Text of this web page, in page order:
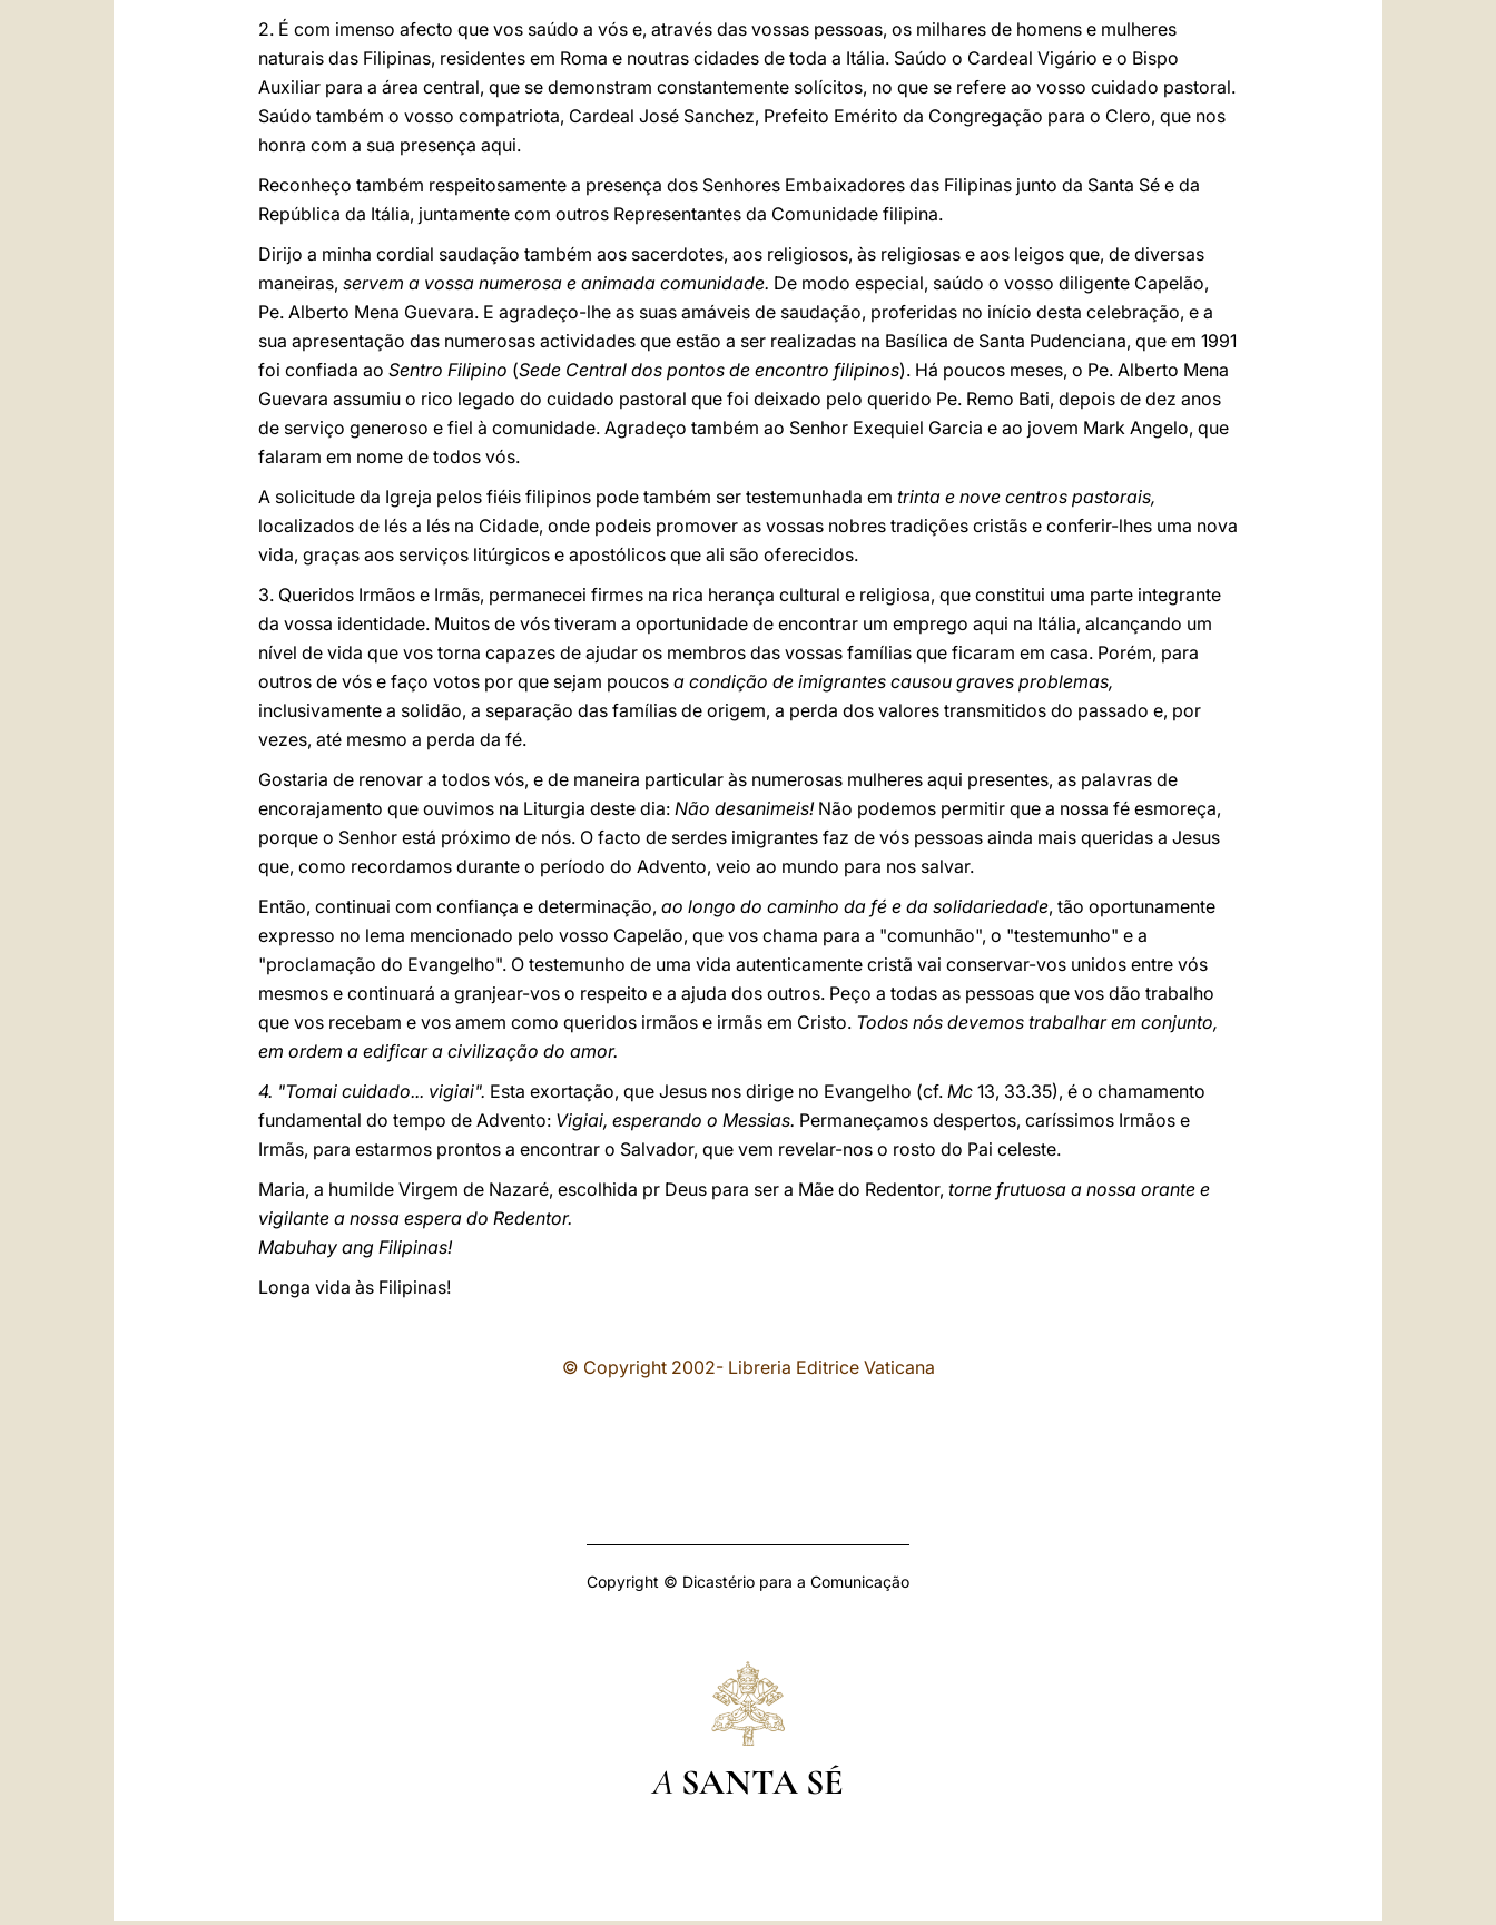
2. É com imenso afecto que vos saúdo a vós e, através das vossas pessoas, os milhares de homens e mulheres
naturais das Filipinas, residentes em Roma e noutras cidades de toda a Itália. Saúdo o Cardeal Vigário e o Bispo
Auxiliar para a área central, que se demonstram constantemente solícitos, no que se refere ao vosso cuidado pastoral.
Saúdo também o vosso compatriota, Cardeal José Sanchez, Prefeito Emérito da Congregação para o Clero, que nos
honra com a sua presença aqui.
Reconheço também respeitosamente a presença dos Senhores Embaixadores das Filipinas junto da Santa Sé e da
República da Itália, juntamente com outros Representantes da Comunidade filipina.
Dirijo a minha cordial saudação também aos sacerdotes, aos religiosos, às religiosas e aos leigos que, de diversas
maneiras, servem a vossa numerosa e animada comunidade. De modo especial, saúdo o vosso diligente Capelão,
Pe. Alberto Mena Guevara. E agradeço-lhe as suas amáveis de saudação, proferidas no início desta celebração, e a
sua apresentação das numerosas actividades que estão a ser realizadas na Basílica de Santa Pudenciana, que em 1991
foi confiada ao Sentro Filipino (Sede Central dos pontos de encontro filipinos). Há poucos meses, o Pe. Alberto Mena
Guevara assumiu o rico legado do cuidado pastoral que foi deixado pelo querido Pe. Remo Bati, depois de dez anos
de serviço generoso e fiel à comunidade. Agradeço também ao Senhor Exequiel Garcia e ao jovem Mark Angelo, que
falaram em nome de todos vós.
A solicitude da Igreja pelos fiéis filipinos pode também ser testemunhada em trinta e nove centros pastorais,
localizados de lés a lés na Cidade, onde podeis promover as vossas nobres tradições cristãs e conferir-lhes uma nova
vida, graças aos serviços litúrgicos e apostólicos que ali são oferecidos.
3. Queridos Irmãos e Irmãs, permanecei firmes na rica herança cultural e religiosa, que constitui uma parte integrante
da vossa identidade. Muitos de vós tiveram a oportunidade de encontrar um emprego aqui na Itália, alcançando um
nível de vida que vos torna capazes de ajudar os membros das vossas famílias que ficaram em casa. Porém, para
outros de vós e faço votos por que sejam poucos a condição de imigrantes causou graves problemas,
inclusivamente a solidão, a separação das famílias de origem, a perda dos valores transmitidos do passado e, por
vezes, até mesmo a perda da fé.
Gostaria de renovar a todos vós, e de maneira particular às numerosas mulheres aqui presentes, as palavras de
encorajamento que ouvimos na Liturgia deste dia: Não desanimeis! Não podemos permitir que a nossa fé esmoreça,
porque o Senhor está próximo de nós. O facto de serdes imigrantes faz de vós pessoas ainda mais queridas a Jesus
que, como recordamos durante o período do Advento, veio ao mundo para nos salvar.
Então, continuai com confiança e determinação, ao longo do caminho da fé e da solidariedade, tão oportunamente
expresso no lema mencionado pelo vosso Capelão, que vos chama para a "comunhão", o "testemunho" e a
"proclamação do Evangelho". O testemunho de uma vida autenticamente cristã vai conservar-vos unidos entre vós
mesmos e continuará a granjear-vos o respeito e a ajuda dos outros. Peço a todas as pessoas que vos dão trabalho
que vos recebam e vos amem como queridos irmãos e irmãs em Cristo. Todos nós devemos trabalhar em conjunto,
em ordem a edificar a civilização do amor.
4. "Tomai cuidado... vigiai". Esta exortação, que Jesus nos dirige no Evangelho (cf. Mc 13, 33.35), é o chamamento
fundamental do tempo de Advento: Vigiai, esperando o Messias. Permaneçamos despertos, caríssimos Irmãos e
Irmãs, para estarmos prontos a encontrar o Salvador, que vem revelar-nos o rosto do Pai celeste.
Maria, a humilde Virgem de Nazaré, escolhida pr Deus para ser a Mãe do Redentor, torne frutuosa a nossa orante e
vigilante a nossa espera do Redentor.
Mabuhay ang Filipinas!
Longa vida às Filipinas!
© Copyright 2002- Libreria Editrice Vaticana
Copyright © Dicastério para a Comunicação
A SANTA SÉ